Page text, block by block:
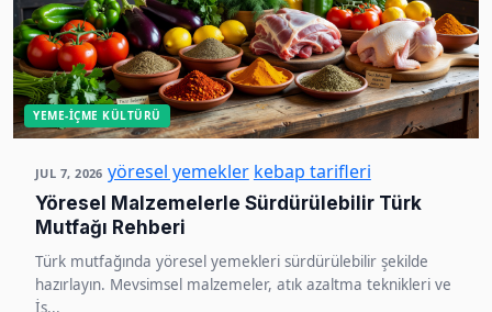
YEME-İÇME KÜLTÜRÜ
JUL 7, 2026 yöresel yemekler kebap tarifleri
Yöresel Malzemelerle Sürdürülebilir Türk
Mutfağı Rehberi
Türk mutfağında yöresel yemekleri sürdürülebilir şekilde
hazırlayın. Mevsimsel malzemeler, atık azaltma teknikleri ve
İs...